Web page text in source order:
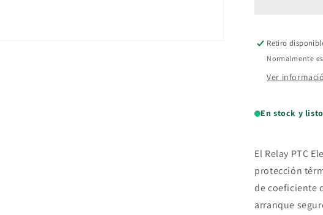
B3
Retiro
Normalmente
Ver
En stock y
El Relay PTC
protección
de coeficiente
arranque